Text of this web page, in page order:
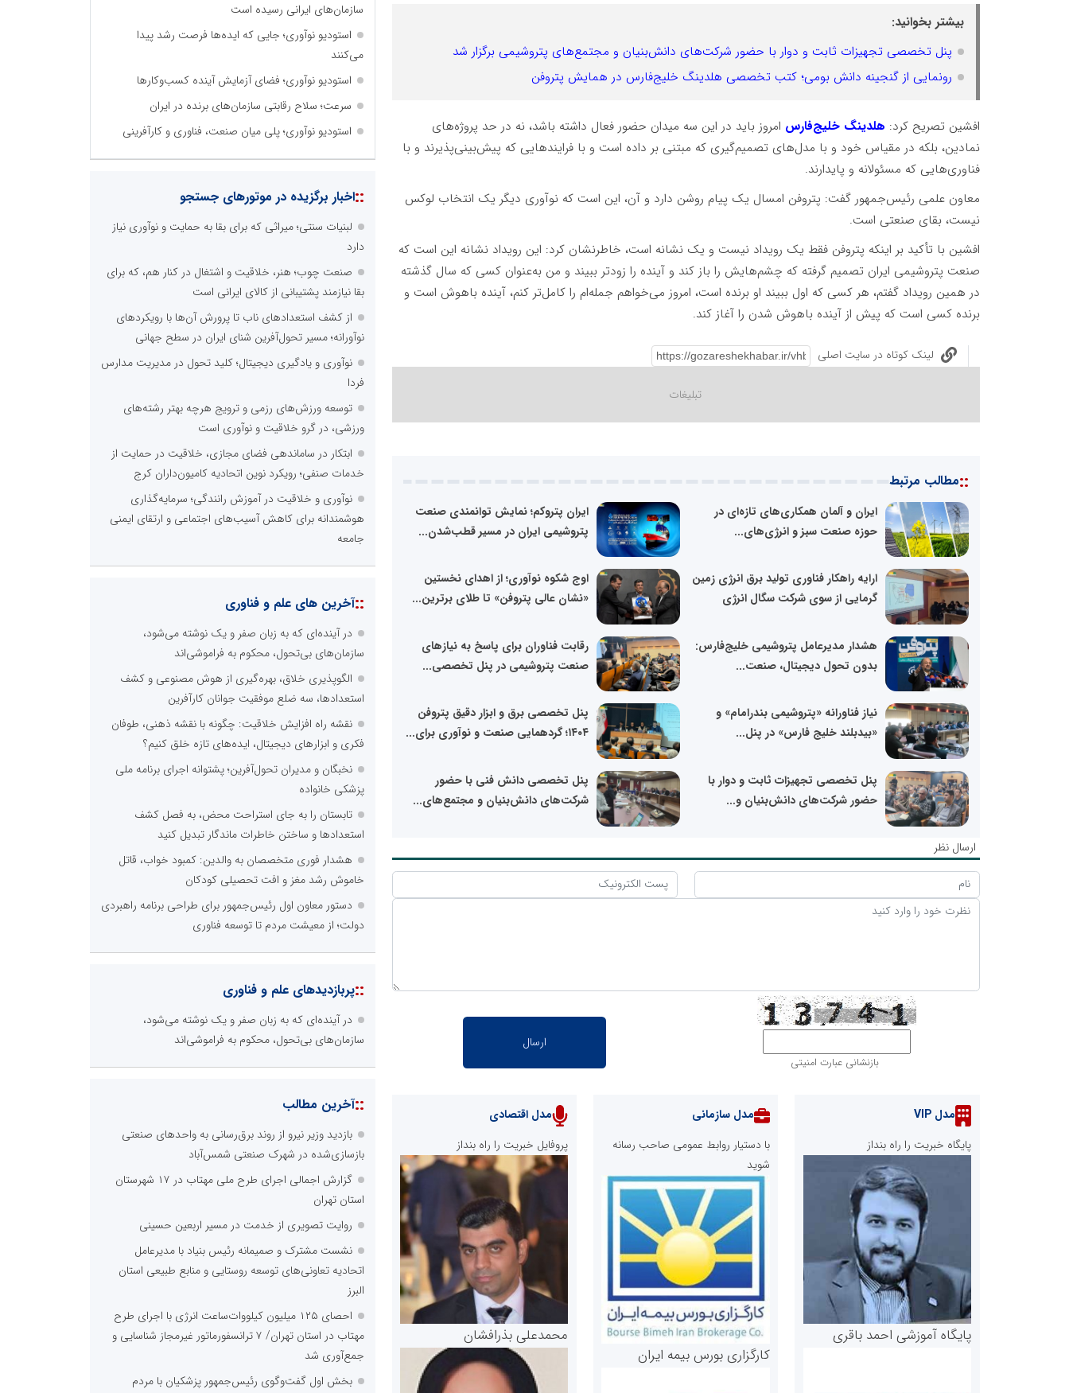
بیشتر بخوانید:
پنل تخصصی تجهیزات ثابت و دوار با حضور شرکت‌های دانش‌بنیان و مجتمع‌های پتروشیمی برگزار شد
رونمایی از گنجینه دانش بومی؛ کتب تخصصی هلدینگ خلیج‌فارس در همایش پتروفن
افشین تصریح کرد: هلدینگ خلیج‌فارس امروز باید در این سه میدان حضور فعال داشته باشد، نه در حد پروژه‌های
نمادین، بلکه در مقیاس خود و با مدل‌های تصمیم‌گیری که مبتنی بر داده است و با فرایندهایی که پیش‌بینی‌پذیرند و با
فناوری‌هایی که مسئولانه و پایدارند.
معاون علمی رئیس‌جمهور گفت: پتروفن امسال یک پیام روشن دارد و آن، این است که نوآوری دیگر یک انتخاب لوکس
نیست، بقای صنعتی است.
افشین با تأکید بر اینکه پتروفن فقط یک رویداد نیست و یک نشانه است، خاطرنشان کرد: این رویداد نشانه این است که
صنعت پتروشیمی ایران تصمیم گرفته که چشم‌هایش را باز کند و آینده را زودتر ببیند و من به‌عنوان کسی که سال گذشته
در همین رویداد گفتم، هر کسی که اول ببیند او برنده است، امروز می‌خواهم جمله‌ام را کامل‌تر کنم، آینده باهوش است و
برنده کسی است که پیش از آینده باهوش شدن را آغاز کند.
لینک کوتاه در سایت اصلی
::مطالب مرتبط
ایران و آلمان همکاری‌های تازه‌ای در
حوزه صنعت سبز و انرژی‌های...
ایران پتروکم؛ نمایش توانمندی صنعت
پتروشیمی ایران در مسیر قطب‌شدن...
ارایه راهکار فناوری تولید برق انرژی زمین
گرمایی از سوی شرکت سگال انرژی
اوج شکوه نوآوری؛ از اهدای نخستین
«نشان عالی پتروفن» تا طلای برترین...
هشدار مدیرعامل پتروشیمی خلیج‌فارس:
بدون تحول دیجیتال، صنعت...
رقابت فناوران برای پاسخ به نیازهای
صنعت پتروشیمی در پنل تخصصی...
نیاز فناورانه «پتروشیمی بندرامام» و
«بیدبلند خلیج فارس» در پنل...
پنل تخصصی برق و ابزار دقیق پتروفن
۱۴۰۴؛ گردهمایی صنعت و نوآوری برای...
پنل تخصصی تجهیزات ثابت و دوار با
حضور شرکت‌های دانش‌بنیان و...
پنل تخصصی دانش فنی با حضور
شرکت‌های دانش‌بنیان و مجتمع‌های...
ارسال نظر
بازنشانی عبارت امنیتی
مدل VIP
پایگاه خبریت را راه بنداز
پایگاه آموزشی احمد باقری
مدل سازمانی
با دستیار روابط عمومی صاحب رسانه
شوید
کارگزاری بورس بیمه ایران
مدل اقتصادی
پروفایل خبریت را راه بنداز
محمدعلی بذرافشان
سازمان‌های ایرانی رسیده است
استودیو نوآوری؛ جایی که ایده‌ها فرصت رشد پیدا
می‌کنند
استودیو نوآوری؛ فضای آزمایش آینده کسب‌وکارها
سرعت؛ سلاح رقابتی سازمان‌های برنده در ایران
استودیو نوآوری؛ پلی میان صنعت، فناوری و کارآفرینی
::اخبار برگزیده در موتورهای جستجو
لبنیات سنتی؛ میراثی که برای بقا به حمایت و نوآوری نیاز
دارد
صنعت چوب؛ هنر، خلاقیت و اشتغال در کنار هم، که برای
بقا نیازمند پشتیبانی از کالای ایرانی است
از کشف استعدادهای ناب تا پرورش آن‌ها با رویکردهای
نوآورانه؛ مسیر تحول‌آفرین شنای ایران در سطح جهانی
نوآوری و یادگیری دیجیتال؛ کلید تحول در مدیریت مدارس
فردا
توسعه ورزش‌های رزمی و ترویج هرچه بهتر رشته‌های
ورزشی، در گرو خلاقیت و نوآوری است
ابتکار در ساماندهی فضای مجازی، خلاقیت در حمایت از
خدمات صنفی؛ رویکرد نوین اتحادیه کامیون‌داران کرج
نوآوری و خلاقیت در آموزش رانندگی؛ سرمایه‌گذاری
هوشمندانه برای کاهش آسیب‌های اجتماعی و ارتقای ایمنی
جامعه
::آخرین های علم و فناوری
در آینده‌ای که به زبان صفر و یک نوشته می‌شود،
سازمان‌های بی‌تحول، محکوم به فراموشی‌اند
الگوپذیری خلاق، بهره‌گیری از هوش مصنوعی و کشف
استعدادها، سه ضلع موفقیت جوانان کارآفرین
نقشه راه افزایش خلاقیت: چگونه با نقشه ذهنی، طوفان
فکری و ابزارهای دیجیتال، ایده‌های تازه خلق کنیم؟
نخبگان و مدیران تحول‌آفرین؛ پشتوانه اجرای برنامه ملی
پزشکی خانواده
تابستان را به جای استراحت محض، به فصل کشف
استعدادها و ساختن خاطرات ماندگار تبدیل کنید
هشدار فوری متخصصان به والدین: کمبود خواب، قاتل
خاموش رشد مغز و افت تحصیلی کودکان
دستور معاون اول رئیس‌جمهور برای طراحی برنامه راهبردی
دولت؛ از معیشت مردم تا توسعه فناوری
::پربازدیدهای علم و فناوری
در آینده‌ای که به زبان صفر و یک نوشته می‌شود،
سازمان‌های بی‌تحول، محکوم به فراموشی‌اند
::آخرین مطالب
بازدید وزیر نیرو از روند برق‌رسانی به واحدهای صنعتی
بازسازی‌شده در شهرک صنعتی شمس‌آباد
گزارش اجمالی اجرای طرح ملی مهتاب در ۱۷ شهرستان
استان تهران
روایت تصویری از خدمت در مسیر اربعین حسینی
نشست مشترک و صمیمانه رئیس بنیاد با مدیرعامل
اتحادیه تعاونی‌های توسعه روستایی و منابع طبیعی استان
البرز
احصای ۱۲۵ میلیون کیلووات‌ساعت انرژی با اجرای طرح
مهتاب در استان تهران/ ۷ ترانسفورماتور غیرمجاز شناسایی و
جمع‌آوری شد
بخش اول گفت‌وگوی رئیس‌جمهور پزشکیان با مردم